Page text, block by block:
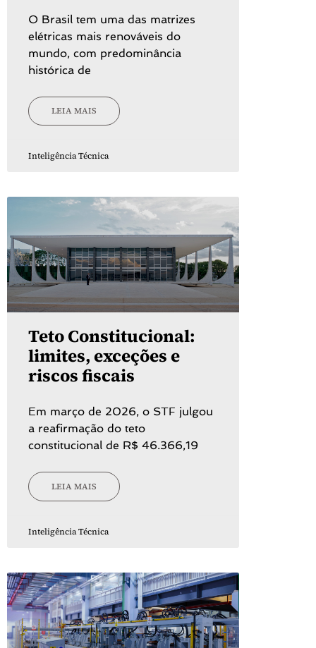
O Brasil tem uma das matrizes
elétricas mais renováveis do
mundo, com predominância
histórica de
LEIA MAIS
Inteligência Técnica
Teto Constitucional:
limites, exceções e
riscos fiscais
Em março de 2026, o STF julgou
a reafirmação do teto
constitucional de R$ 46.366,19
LEIA MAIS
Inteligência Técnica